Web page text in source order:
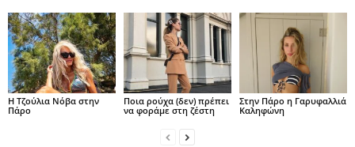
H Τζούλια Νόβα στην
Πάρο
Ποια ρούχα (δεν) πρέπει
να φοράμε στη ζέστη
Στην Πάρο η Γαρυφαλλιά
Καληφώνη